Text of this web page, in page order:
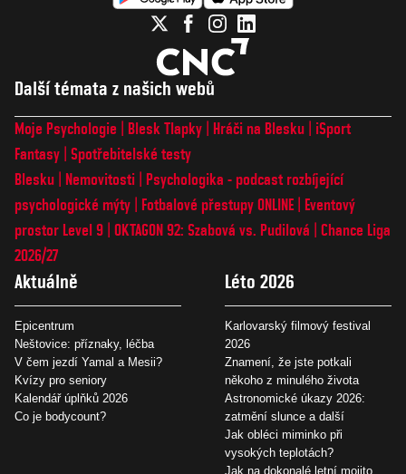
Další témata z našich webů
Moje Psychologie Blesk Tlapky Hráči na Blesku
iSport
Fantasy Spotřebitelské testy
Blesku
Nemovitosti
Psychologika - podcast rozbíjející
psychologické mýty
Fotbalové přestupy ONLINE
Eventový
prostor Level 9 OKTAGON 92: Szabová vs. Pudilová
Chance Liga
2026/27
Aktuálně
Epicentrum
Neštovice: příznaky, léčba
V čem jezdí Yamal a Mesii?
Kvízy pro seniory
Kalendář úplňků 2026
Co je bodycount?
Léto 2026
Karlovarský filmový festival
2026
Znamení, že jste potkali
někoho z minulého života
Astronomické úkazy 2026:
zatmění slunce a další
Jak obléci miminko při
vysokých teplotách?
Jak na dokonalé letní mojito